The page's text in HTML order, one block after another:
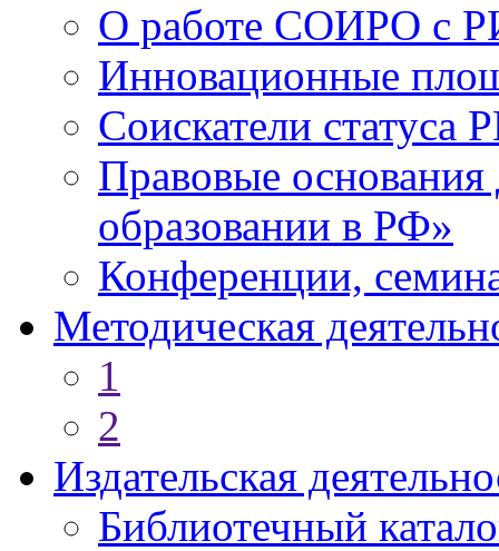
О работе СОИРО с
Инновационные
Соискатели статуса
Правовые
образовании в РФ»
Конференции,
Методическая
1
2
Издательская
Библиотечный